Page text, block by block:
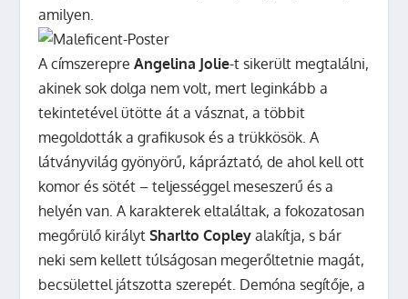
amilyen.
A címszerepreAngelina Jolie-t sikerült megtalálni,
akinek sok dolga nem volt, mert leginkább a
tekintetével ütötte át a vásznat, a többit
megoldották a grafikusok és a trükkösök. A
látványvilág gyönyörű, kápráztató, de ahol kell ott
komor és sötét – teljességgel meseszerű és a
helyén van. A karakterek eltaláltak, a fokozatosan
megőrülő királytSharlto Copley alakítja, s bár
neki sem kellett túlságosan megerőltetnie magát,
becsülettel játszotta szerepét. Demóna segítője, a